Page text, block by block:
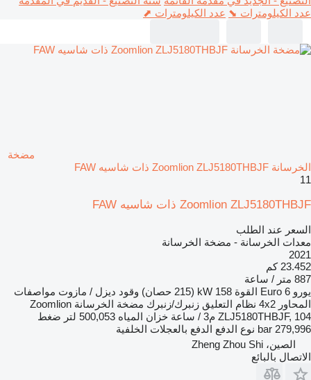
عدد الكيلومترات ⬊ عدد الكيلومترات ⬈
مضخة
الخرسانة Zoomlion ZLJ5180THBJF ذات شاسيه FAW
11
Zoomlion ZLJ5180THBJF ذات شاسيه FAW
السعر عند الطلب
معدات الخرسانة - مضخة الخرسانة
2021
23.452 كم
887 متر / ساعة
يورو Euro 6 القوة 158 kW (215 حصان) وقود ديزل / مازوت مواصفات
المحاور 4x2 نظام التعليق زنبرك/زنبرك مضخة الخرسانة Zoomlion
ZLJ5180THBJF, 104 م3 / ساعة
خزان المياه 500,053 لتر
ضغط
279,996 bar
نوع الدفع الدفع بالعجلات الخلفية
الصين، Zheng Zhou Shi
الاتصال بالبائع